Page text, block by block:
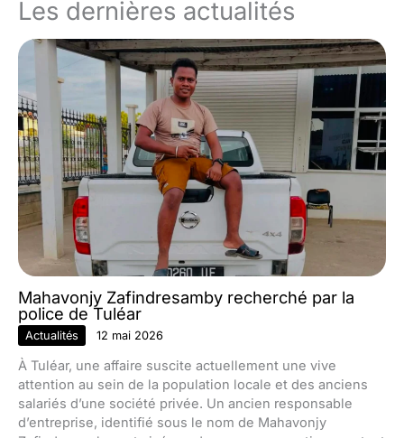
Les dernières actualités
Mahavonjy Zafindresamby recherché par la
police de Tuléar
Actualités 12 mai 2026
À Tuléar, une affaire suscite actuellement une vive
attention au sein de la population locale et des anciens
salariés d’une société privée. Un ancien responsable
d’entreprise, identifié sous le nom de Mahavonjy